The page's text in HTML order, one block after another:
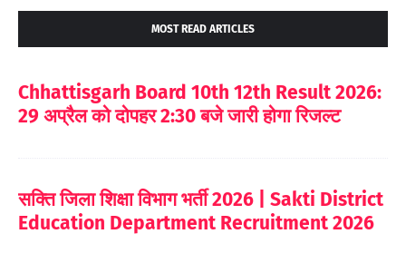
MOST READ ARTICLES
Chhattisgarh Board 10th 12th Result 2026:
29 अप्रैल को दोपहर 2:30 बजे जारी होगा रिजल्ट
सक्ति जिला शिक्षा विभाग भर्ती 2026 | Sakti District
Education Department Recruitment 2026